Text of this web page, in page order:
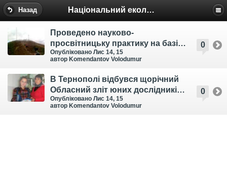
Назад Національний еколого-натуралістичний центр
0
Проведено науково-
просвітницьку практику на базі
Запорізького дитячого
ботанічного саду
Опубліковано Лис 14, 15
автор Komendantov Volodumur
0
В Тернополі відбувся щорічний
Обласний зліт юних дослідників
природи
Опубліковано Лис 14, 15
автор Komendantov Volodumur